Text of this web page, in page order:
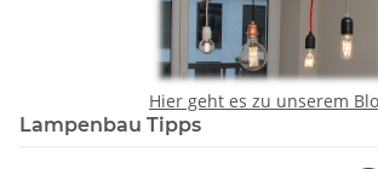
Hier geht es zu unserem
Lampenbau Tipps